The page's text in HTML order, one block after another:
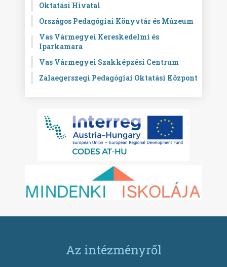
Oktatási Hivatal
Országos Pedagógiai Könyvtár és Múzeum
Vas Vármegyei Kereskedelmi és
Iparkamara
Vas Vármegyei Szakképzési Centrum
Zalaegerszegi Pedagógiai Oktatási Központ
Az intézményről